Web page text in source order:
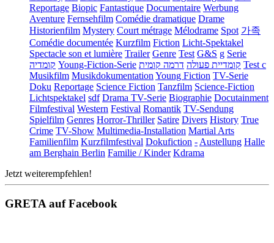
Reportage Biopic Fantastique Documentaire Werbung
Aventure Fernsehfilm Comédie dramatique Drame
Historienfilm Mystery Court métrage Mélodrame Spot 가족
Comédie documentée Kurzfilm Fiction Licht-Spektakel
Spectacle son et lumière Trailer Genre Test G&S g Serie
קומדיה Young-Fiction-Serie קומדיית פעולה דרמה קומית
Test c
Musikfilm Musikdokumentation Young Fiction TV-Serie
Doku Reportage Science Fiction Tanzfilm Science-Fiction
Lichtspektakel sdf Drama TV-Serie Biographie Docutainment
Filmfestival Western Festival Romantik TV-Sendung
Spielfilm Genres Horror-Thriller Satire Divers History True
Crime TV-Show Multimedia-Installation Martial Arts
Familienfilm Kurzfilmfestival Dokufiction - Austellung Halle
am Berghain Berlin Familie / Kinder Kdrama
Jetzt weiterempfehlen!
GRETA auf Facebook